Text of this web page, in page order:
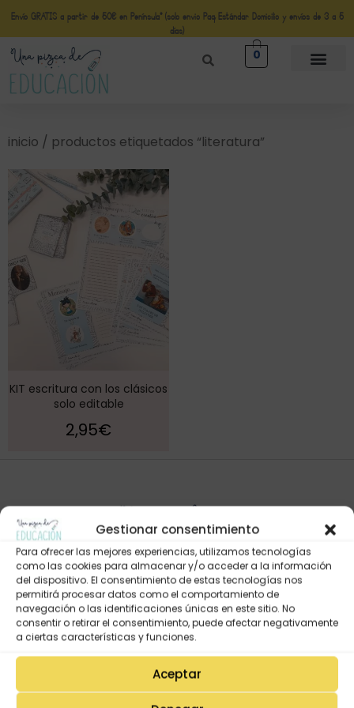
Gestionar consentimiento
Para ofrecer las mejores experiencias, utilizamos tecnologías
como las cookies para almacenar y/o acceder a la información
del dispositivo. El consentimiento de estas tecnologías nos
permitirá procesar datos como el comportamiento de
navegación o las identificaciones únicas en este sitio. No
consentir o retirar el consentimiento, puede afectar negativamente
a ciertas características y funciones.
Aceptar
Envío GRATIS a partir de 50€ en Península* (solo envio Paq Estándar Domicilio y envíos de 3 a 5
días)
0
inicio / productos etiquetados “literatura”
KIT escritura con los clásicos
solo editable
2,95€
Mi Cuenta
Lista de deseos
Mi Perfil
Descargas